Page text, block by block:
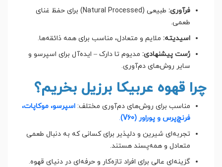
فرآوری:
طبیعی (Natural Processed) برای حفظ غنای
طعمی.
اسیدیته: ملایم و متعادل، مناسب برای همه ذائقه‌ها.
رُست پیشنهادی: مدیوم تا دارک – ایده‌آل برای اسپرسو و
سایر روش‌های دم‌آوری.
چرا قهوه عربیکا برزیل بخریم؟
مناسب برای روش‌های دم‌آوری مختلف: اسپرسو، موکاپات،
فرنچ‌پرس و پوراور (V60)
.
تجربه‌ای شیرین و دلپذیر برای کسانی که به دنبال طعمی
متعادل و همه‌پسند هستند.
گزینه‌ای عالی برای افراد تازه‌کار و حرفه‌ای در دنیای قهوه.